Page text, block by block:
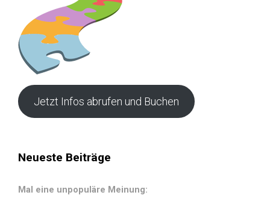
Jetzt Infos abrufen und Buchen
Neueste Beiträge
Mal eine unpopuläre Meinung: